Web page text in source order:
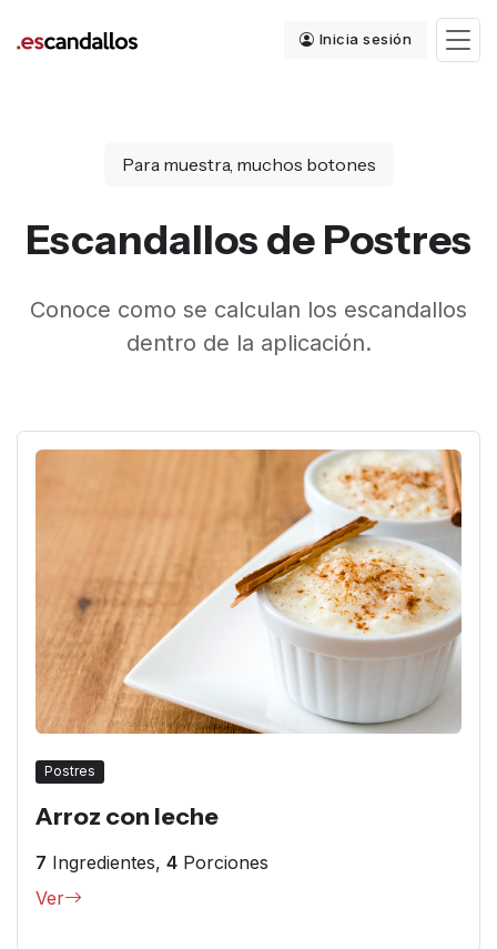
Inicia sesión
Para muestra, muchos botones
Escandallos de Postres
Conoce como se calculan los escandallos
dentro de la aplicación.
Postres
Arroz con leche
7 Ingredientes, 4 Porciones
Ver